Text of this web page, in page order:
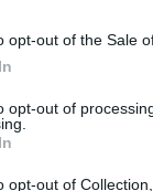
opt-out of the Sale
opt-out of
opt-out of
Να
η
«και ως ΝΔ,